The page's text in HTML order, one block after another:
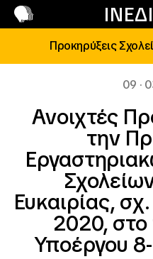
Προκηρύξεις
09 ·
Ανοιχτές
την
Ευκαιρίας,
2020, στο
Υποέργου